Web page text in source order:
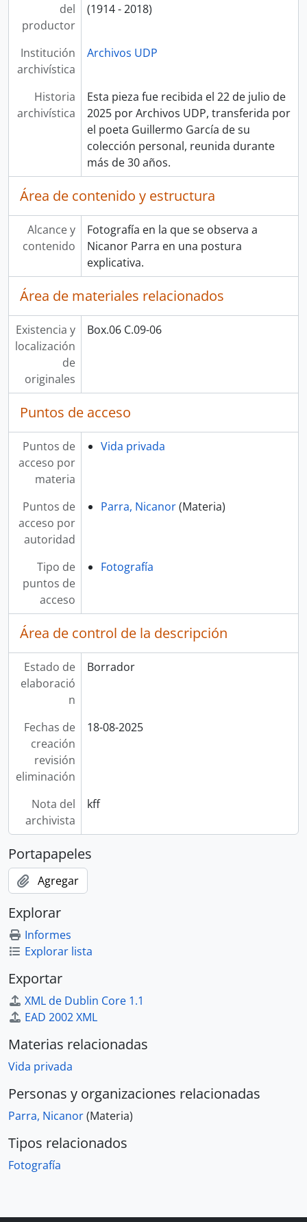
del
productor
(1914 - 2018)
Institución
archivística
Archivos UDP
Historia
archivística
Esta pieza fue recibida el 22 de julio de
2025 por Archivos UDP, transferida por
el poeta Guillermo García de su
colección personal, reunida durante
más de 30 años.
Área de contenido y estructura
Alcance y
contenido
Fotografía en la que se observa a
Nicanor Parra en una postura
explicativa.
Área de materiales relacionados
Existencia y
localización
de
originales
Box.06 C.09-06
Puntos de acceso
Puntos de
acceso por
materia
Vida privada
Puntos de
acceso por
autoridad
Parra, Nicanor(Materia)
Tipo de
puntos de
acceso
Fotografía
Área de control de la descripción
Estado de
elaboració
n
Borrador
Fechas de
creación
revisión
eliminación
18-08-2025
Nota del
archivista
kff
Portapapeles
Agregar
Explorar
Informes
Explorar lista
Exportar
XML de Dublin Core 1.1
EAD 2002 XML
Materias relacionadas
Vida privada
Personas y organizaciones relacionadas
Parra, Nicanor(Materia)
Tipos relacionados
Fotografía